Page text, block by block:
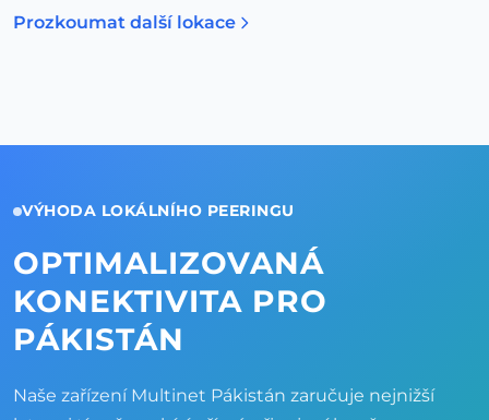
Prozkoumat další lokace
VÝHODA LOKÁLNÍHO PEERINGU
OPTIMALIZOVANÁ
KONEKTIVITA PRO
PÁKISTÁN
Naše zařízení Multinet Pákistán zaručuje nejnižší